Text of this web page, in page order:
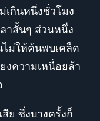
เกินหนึ่งชั่วโมง
าสั้นๆ ส่วนหนึ่ง
ไม่ให้ค้นพบเคล็ด
งความเหนื่อยล้า
ย ซึ่งบางครั้งก็